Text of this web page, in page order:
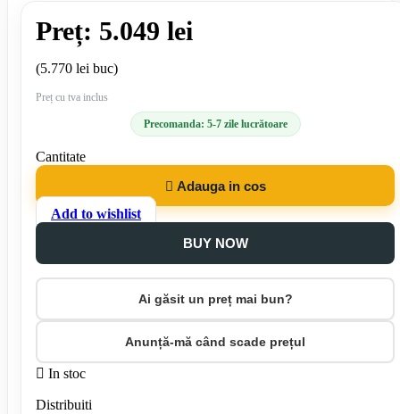
Preț: 5.049 lei
(5.770 lei buc)
Preț cu tva inclus
Precomanda: 5-7 zile lucrătoare
Cantitate
 Adauga in cos
Add to wishlist
BUY NOW
Ai găsit un preț mai bun?
Anunță-mă când scade prețul
 In stoc
Distribuiti